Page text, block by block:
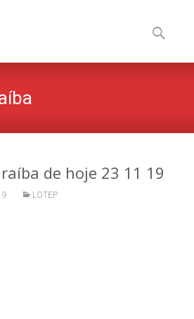
to
content
por:
de hoje 23 11 19
LOTEP